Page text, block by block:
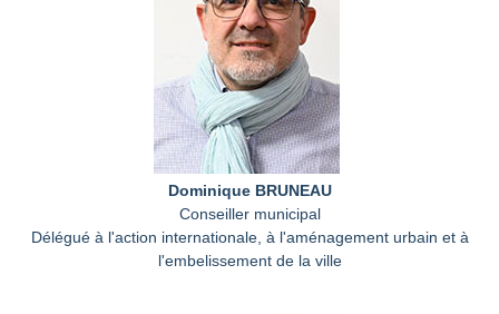
Dominique BRUNEAU
Conseiller municipal
Délégué à l'action internationale, à l'aménagement urbain et à
l'embelissement de la ville